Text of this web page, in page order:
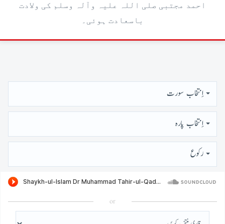
احمد مجتبی صلی اللہ علیہ وآلہ وسلم کی ولادت
باسعادت ہوئی۔
اِنتخاب سورت
اِنتخاب پارہ
رُكوع
or